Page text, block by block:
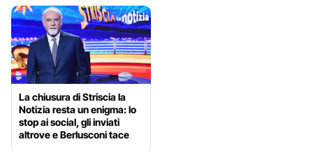
La chiusura di Striscia la
Notizia resta un enigma: lo
stop ai social, gli inviati
altrove e Berlusconi tace